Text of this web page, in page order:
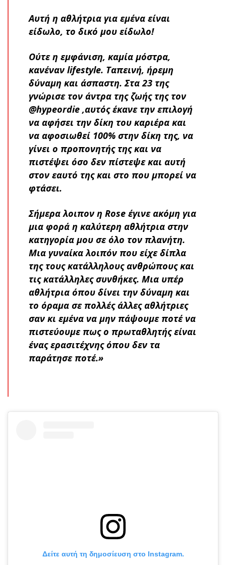
Αυτή η αθλήτρια για εμένα είναι
είδωλο, το δικό μου είδωλο!
Ούτε η εμφάνιση, καμία μόστρα,
κανέναν lifestyle. Ταπεινή, ήρεμη
δύναμη και άσπαστη. Στα 23 της
γνώρισε τον άντρα της ζωής της τον
@hypeordie ,αυτός έκανε την επιλογή
να αφήσει την δίκη του καριέρα και
να αφοσιωθεί 100% στην δίκη της, να
γίνει ο προπονητής της και να
πιστέψει όσο δεν πίστεψε και αυτή
στον εαυτό της και στο που μπορεί να
φτάσει.
Σήμερα λοιπον η Rose έγινε ακόμη για
μια φορά η καλύτερη αθλήτρια στην
κατηγορία μου σε όλο τον πλανήτη.
Μια γυναίκα λοιπόν που είχε δίπλα
της τους κατάλληλους ανθρώπους και
τις κατάλληλες συνθήκες. Μια υπέρ
αθλήτρια όπου δίνει την δύναμη και
το όραμα σε πολλές άλλες αθλήτριες
σαν κι εμένα να μην πάψουμε ποτέ να
πιστεύουμε πως ο πρωταθλητής είναι
ένας ερασιτέχνης όπου δεν τα
παράτησε ποτέ.»
Δείτε αυτή τη δημοσίευση στο Instagram.